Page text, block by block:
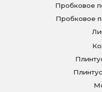
Пробковое
Пробковое